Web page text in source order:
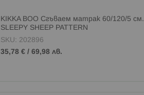
KIKKA BOO Сгъваем матрак 60/120/5 см.
SLEEPY SHEEP PATTERN
SKU: 202896
35,78 € / 69,98 лв.